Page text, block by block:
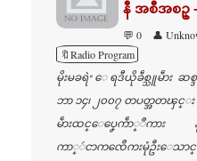
နီ အစီအစဥ္ -
💬 0 👤
🔖Radio Program
မိုးမခရဲႚ ေရဒီယိုခဵစ္သူမဵား
ဘာ ၁၄၊ ၂၀၀၇ တပတ္အတၾင္း
မဵားထင္ေပၞေကဵာ္ဳကား န
ကာ္ဴငာကၸေဳကးမုံဦးေသ